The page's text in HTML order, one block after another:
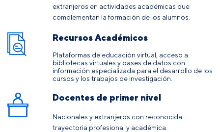
extranjeros en actividades académicas que
complementan la formación de los alumnos.
Recursos Académicos
Plataformas de educación virtual, acceso a
bibliotecas virtuales y bases de datos con
información especializada para el desarrollo de los
cursos y los trabajos de investigación.
Docentes de primer nivel
Nacionales y extranjeros con reconocida
trayectoria profesional y académica.